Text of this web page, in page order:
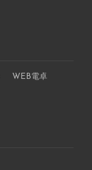
WEB電卓